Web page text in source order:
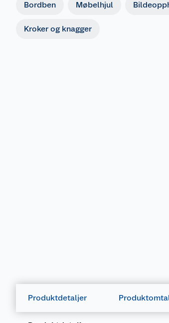
Bordben Møbelhjul
Kroker og knagger
Produktdetaljer